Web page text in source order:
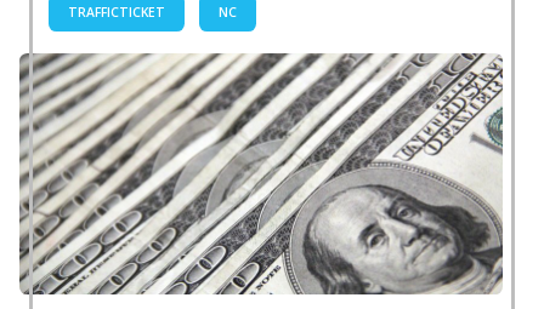
TRAFFICTICKET NC